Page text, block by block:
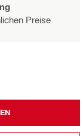
Preise